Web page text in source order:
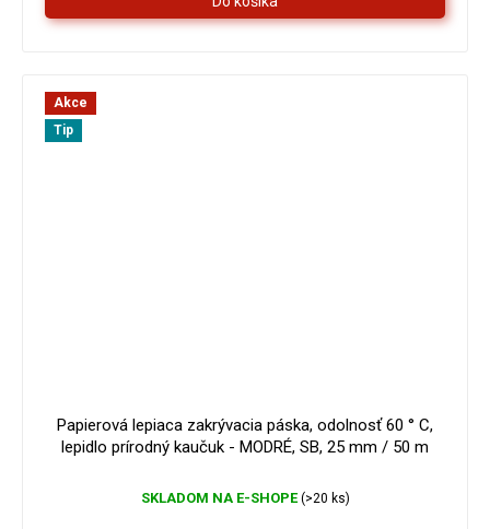
Akce
Tip
Papierová lepiaca zakrývacia páska, odolnosť 60 ° C,
lepidlo prírodný kaučuk - MODRÉ, SB, 25 mm / 50 m
SKLADOM NA E-SHOPE(>20 ks)